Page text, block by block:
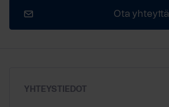
Ota yhteyttä
YHTEYSTIEDOT